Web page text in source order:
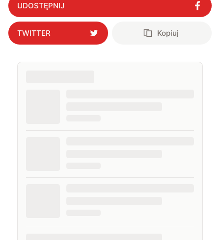
UDOSTĘPNIJ
TWITTER Kopiuj